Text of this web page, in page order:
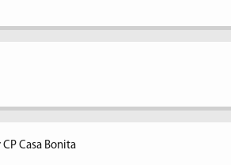
Casa Bonita